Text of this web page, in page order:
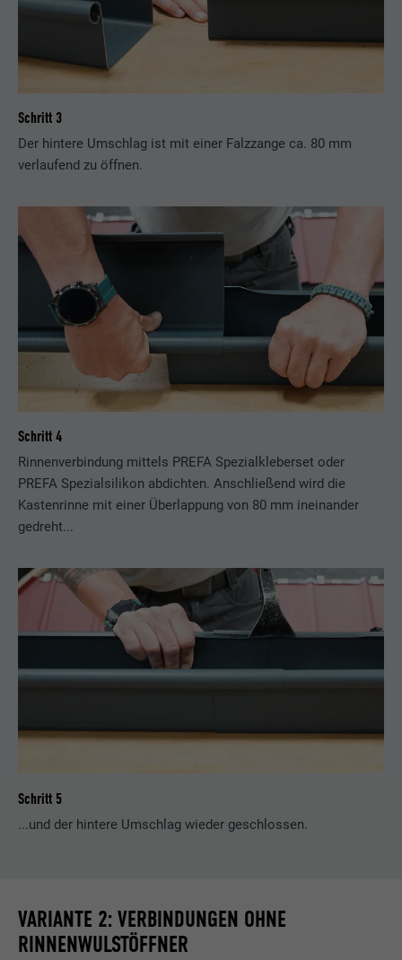
Schritt 3
Der hintere Umschlag ist mit einer Falzzange ca. 80 mm
verlaufend zu öffnen.
Schritt 4
Rinnenverbindung mittels PREFA Spezialkleberset oder
PREFA Spezialsilikon abdichten. Anschließend wird die
Kastenrinne mit einer Überlappung von 80 mm ineinander
gedreht...
Schritt 5
...und der hintere Umschlag wieder geschlossen.
VARIANTE 2: VERBINDUNGEN OHNE
RINNENWULSTÖFFNER